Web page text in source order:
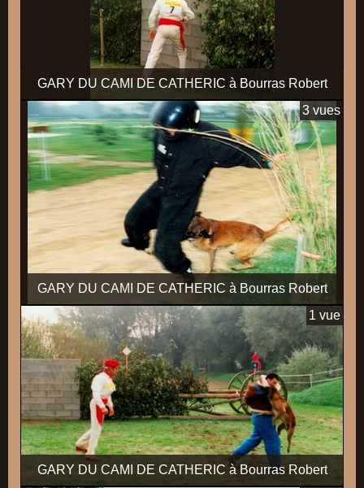
GARY DU CAMI DE CATHERIC à Bourras Robert
GARY DU CAMI DE CATHERIC à Bourras Robert
3 vues
GARY DU CAMI DE CATHERIC à Bourras Robert
1 vue